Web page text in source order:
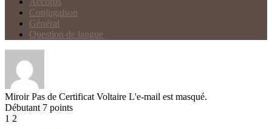
Conjugaison
Général
Question de langue
Miroir Pas de Certificat Voltaire L'e-mail est masqué.
Débutant 7 points
1 2